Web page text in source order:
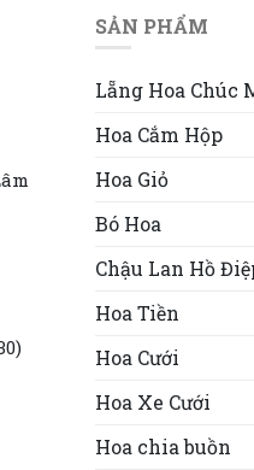
SẢN PHẨM
Lẵng Hoa Chúc
Hoa Cắm Hộp
Hoa Giỏ
Bó Hoa
Chậu Lan Hồ
Hoa Tiền
Hoa Cưới
Hoa Xe Cưới
Hoa chia buồn